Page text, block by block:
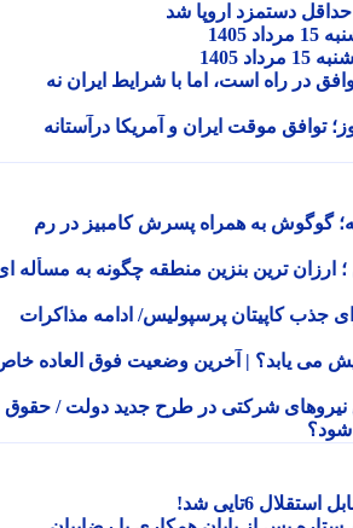
دستمزد اروپا شد
راه است، اما با شرایط ایران نه
موقت ایران و آمریکا درآستانه
به همراه پسرش کامبیز در رم
ترین بنزین منطقه چگونه به مسأله ای
کاپیتان پرسپولیس/ ادامه مذاکرات
یابد؟ | آخرین وضعیت فوق العاده خاص
شرکتی در طرح جدید دولت / حقوق
6تایی شد!